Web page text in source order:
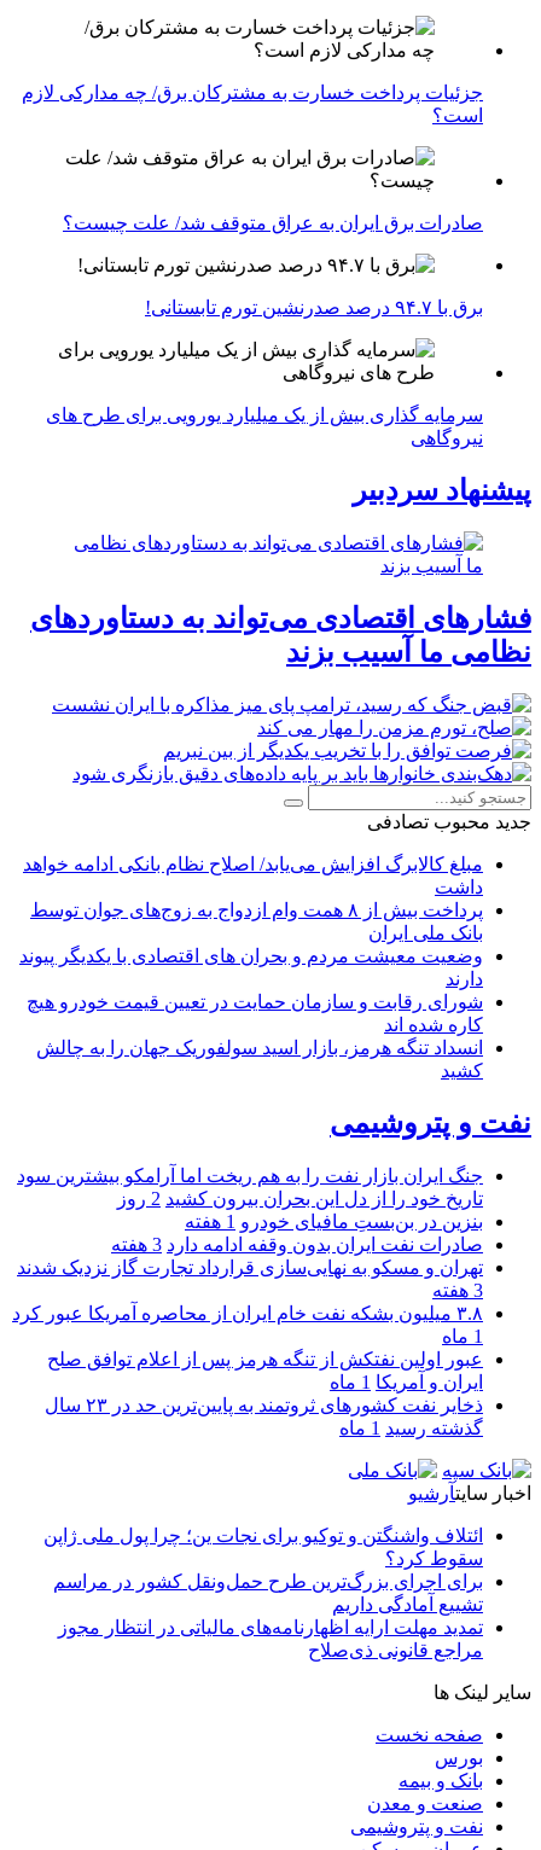
جزئیات پرداخت خسارت به مشترکان برق/ چه مدارکی لازم
است؟
صادرات برق ایران به عراق متوقف شد/ علت چیست؟
برق با ۹۴.۷ درصد صدرنشین تورم تابستانی!
سرمایه گذاری بیش از یک میلیارد یورویی برای طرح های
نیروگاهی
پیشنهاد سردبیر
فشارهای اقتصادی می‌تواند به دستاوردهای
نظامی ما آسیب بزند
جدید محبوب تصادفی
مبلغ کالابرگ افزایش می‌یابد/ اصلاح نظام بانکی ادامه خواهد
داشت
پرداخت بیش از ۸ همت وام ازدواج به زوج‌های جوان توسط
بانک ملی ایران
وضعیت معیشت مردم و بحران های اقتصادی با یکدیگر پیوند
دارند
شورای رقابت و سازمان حمایت در تعیین قیمت خودرو هیچ
کاره شده اند
انسداد تنگه هرمز، بازار اسید سولفوریک جهان را به چالش
کشید
نفت و پتروشیمی
جنگ ایران بازار نفت را به هم ریخت اما آرامکو بیشترین سود
تاریخ خود را از دل این بحران بیرون کشید 2 روز
بنزین در بن‌بستِ مافیای خودرو 1 هفته
صادرات نفت ایران بدون وقفه ادامه دارد 3 هفته
تهران و مسکو به نهایی‌سازی قرارداد تجارت گاز نزدیک شدند
3 هفته
۳.۸ میلیون بشکه نفت خام ایران از محاصره آمریکا عبور کرد
1 ماه
عبور اولین نفتکش از تنگه هرمز پس از اعلام توافق صلح
ایران و آمریکا 1 ماه
ذخایر نفت کشورهای ثروتمند به پایین‌ترین حد در ۲۳ سال
گذشته رسید 1 ماه
اخبار سایتآرشیو
ائتلاف واشنگتن و توکیو برای نجات ین؛ چرا پول ملی ژاپن
سقوط کرد؟
برای اجرای بزرگ‌ترین طرح حمل‌ونقل کشور در مراسم
تشییع آمادگی داریم
تمدید مهلت ارایه اظهارنامه‌های مالیاتی در انتظار مجوز
مراجع قانونی ذی‌‏صلاح
سایر لینک ها
صفحه نخست
بورس
بانک و بیمه
صنعت و معدن
نفت و پتروشیمی